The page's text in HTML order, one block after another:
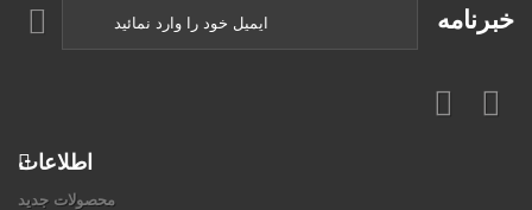
خبرنامه
اطلاعات
محصولات جدید